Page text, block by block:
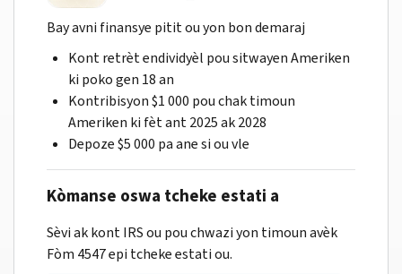
Bay avni finansye pitit ou yon bon demaraj
Kont retrèt endividyèl pou sitwayen Ameriken
ki poko gen 18 an
Kontribisyon $1 000 pou chak timoun
Ameriken ki fèt ant 2025 ak 2028
Depoze $5 000 pa ane si ou vle
Kòmanse oswa tcheke estati a
Sèvi ak kont IRS ou pou chwazi yon timoun avèk
Fòm 4547 epi tcheke estati ou.